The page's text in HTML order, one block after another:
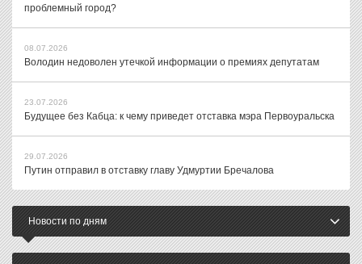
проблемный город?
08.07.2026
Володин недоволен утечкой информации о премиях депутатам
23.07.2026
Будущее без Кабца: к чему приведет отставка мэра Первоуральска
29.07.2026
Путин отправил в отставку главу Удмуртии Бречалова
Новости по дням